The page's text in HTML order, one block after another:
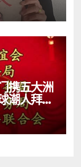
携五大洲
潮人拜